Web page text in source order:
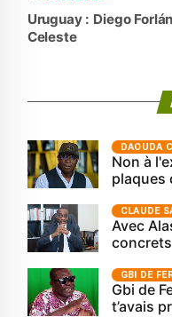
Uruguay : Diego
Celeste
‎DAOUDA
Non à
plaques
CLAUDE
Avec
GBI DE
Gbi de
t’avais